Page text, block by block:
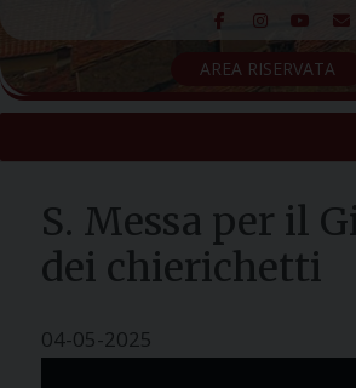
AREA RISERVATA
S. Messa per il
dei chierichetti
04-05-2025